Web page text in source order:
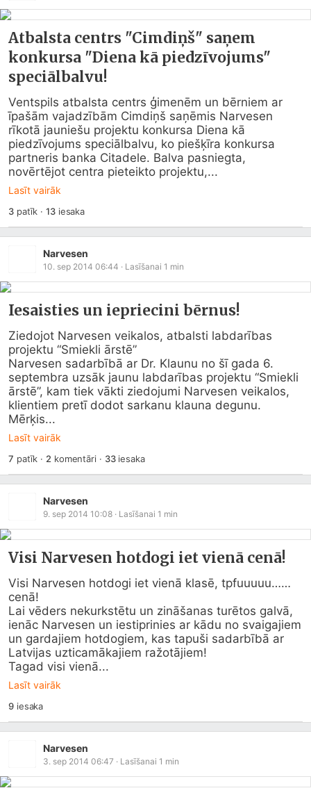
Atbalsta centrs "Cimdiņš" saņem
konkursa "Diena kā piedzīvojums"
speciālbalvu!
Ventspils atbalsta centrs ģimenēm un bērniem ar
īpašām vajadzībām Cimdiņš saņēmis Narvesen
rīkotā jauniešu projektu konkursa Diena kā
piedzīvojums speciālbalvu, ko piešķīra konkursa
partneris banka Citadele. Balva pasniegta,
novērtējot centra pieteikto projektu,...
Lasīt vairāk
3patīk ·13iesaka
Narvesen
10. sep 2014 06:44 · Lasīšanai 1 min
Iesaisties un iepriecini bērnus!
Ziedojot Narvesen veikalos, atbalsti labdarības
projektu “Smiekli ārstē”
Narvesen sadarbībā ar Dr. Klaunu no šī gada 6.
septembra uzsāk jaunu labdarības projektu “Smiekli
ārstē”, kam tiek vākti ziedojumi Narvesen veikalos,
klientiem pretī dodot sarkanu klauna degunu.
Mērķis...
Lasīt vairāk
7 patīk · 2 komentāri · 33iesaka
Narvesen
9. sep 2014 10:08 · Lasīšanai 1 min
Visi Narvesen hotdogi iet vienā cenā!
Visi Narvesen hotdogi iet vienā klasē, tpfuuuuu……
cenā!
Lai vēders nekurkstētu un zināšanas turētos galvā,
ienāc Narvesen un iestiprinies ar kādu no svaigajiem
un gardajiem hotdogiem, kas tapuši sadarbībā ar
Latvijas uzticamākajiem ražotājiem!
Tagad visi vienā...
Lasīt vairāk
9iesaka
Narvesen
3. sep 2014 06:47 · Lasīšanai 1 min